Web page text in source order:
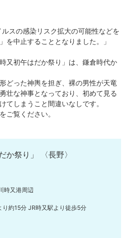
スの感染リスク拡大の可能性などを
を中止することとなりました。」
又初午はだか祭り」は、鎌倉時代か
どった神輿を担ぎ、裸の男性が天竜
壮な神事となっており、初めて見る
てしまうこと間違いなしです。
ご覧ください。
か祭り」 〈長野〉
時又港周辺
り約15分 JR時又駅より徒歩5分